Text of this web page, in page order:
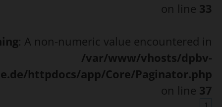
on line 33
: A non-numeric value encountered in
/var/www/vhosts/dpbv-
httpdocs/app/Core/Paginator.php
on line 37
1